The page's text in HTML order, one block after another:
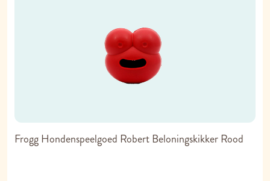
Frogg Hondenspeelgoed Robert Beloningskikker Rood